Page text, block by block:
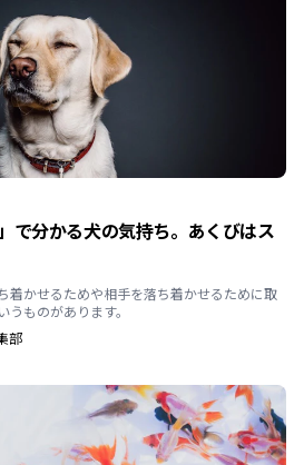
で分かる犬の気持ち。あくびはス
着かせるためや相手を落ち着かせるために取
ものがあります。
部